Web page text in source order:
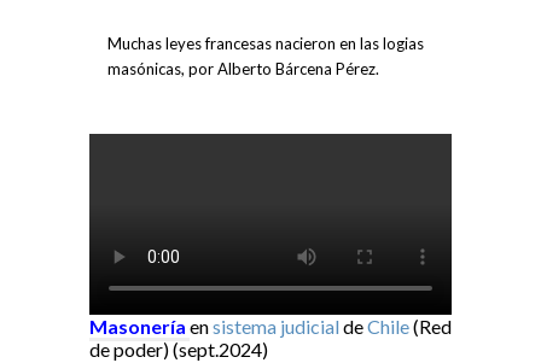
Muchas leyes francesas nacieron en las logias
masónicas, por Alberto Bárcena Pérez.
Masonería ensistema judicialdeChile(Red
de poder) (sept.2024)